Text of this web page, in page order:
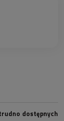
dostępnych